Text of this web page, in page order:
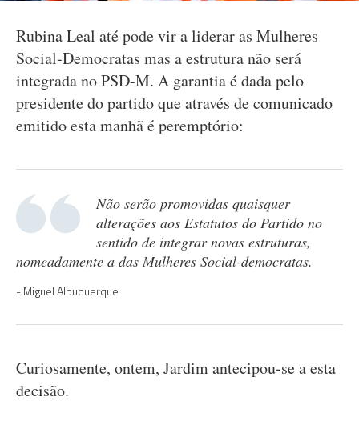
Rubina Leal até pode vir a liderar as Mulheres
Social-Democratas mas a estrutura não será
integrada no PSD-M. A garantia é dada pelo
presidente do partido que através de comunicado
emitido esta manhã é peremptório:
Não serão promovidas quaisquer
alterações aos Estatutos do Partido no
sentido de integrar novas estruturas,
nomeadamente a das Mulheres Social-democratas.
Miguel Albuquerque
Curiosamente, ontem, Jardim antecipou-se a esta
decisão.